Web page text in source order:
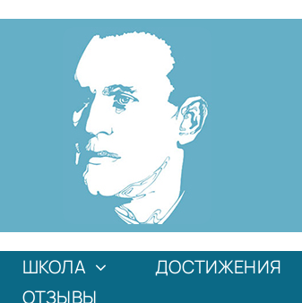
Skip
ШКОЛА ДОСТИЖЕНИЯ
ОТЗЫВЫ